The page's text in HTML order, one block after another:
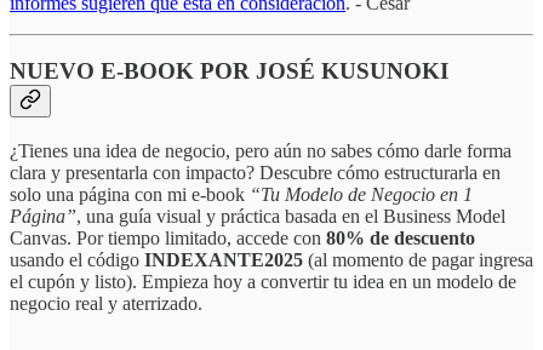
NUEVO E-BOOK POR JOSÉ KUSUNOKI
¿Tienes una idea de negocio, pero aún no sabes cómo darle forma
clara y presentarla con impacto? Descubre cómo estructurarla en
solo una página con mi e-book “Tu Modelo de Negocio en 1
Página”, una guía visual y práctica basada en el Business Model
Canvas. Por tiempo limitado, accede con 80% de descuento
usando el código INDEXANTE2025 (al momento de pagar ingresa
el cupón y listo). Empieza hoy a convertir tu idea en un modelo de
negocio real y aterrizado.